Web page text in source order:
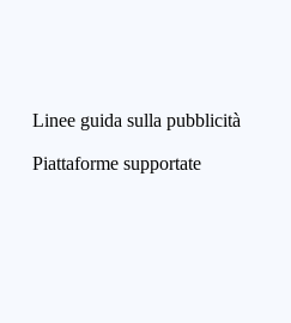
Linee guida sulla pubblicità
Piattaforme supportate